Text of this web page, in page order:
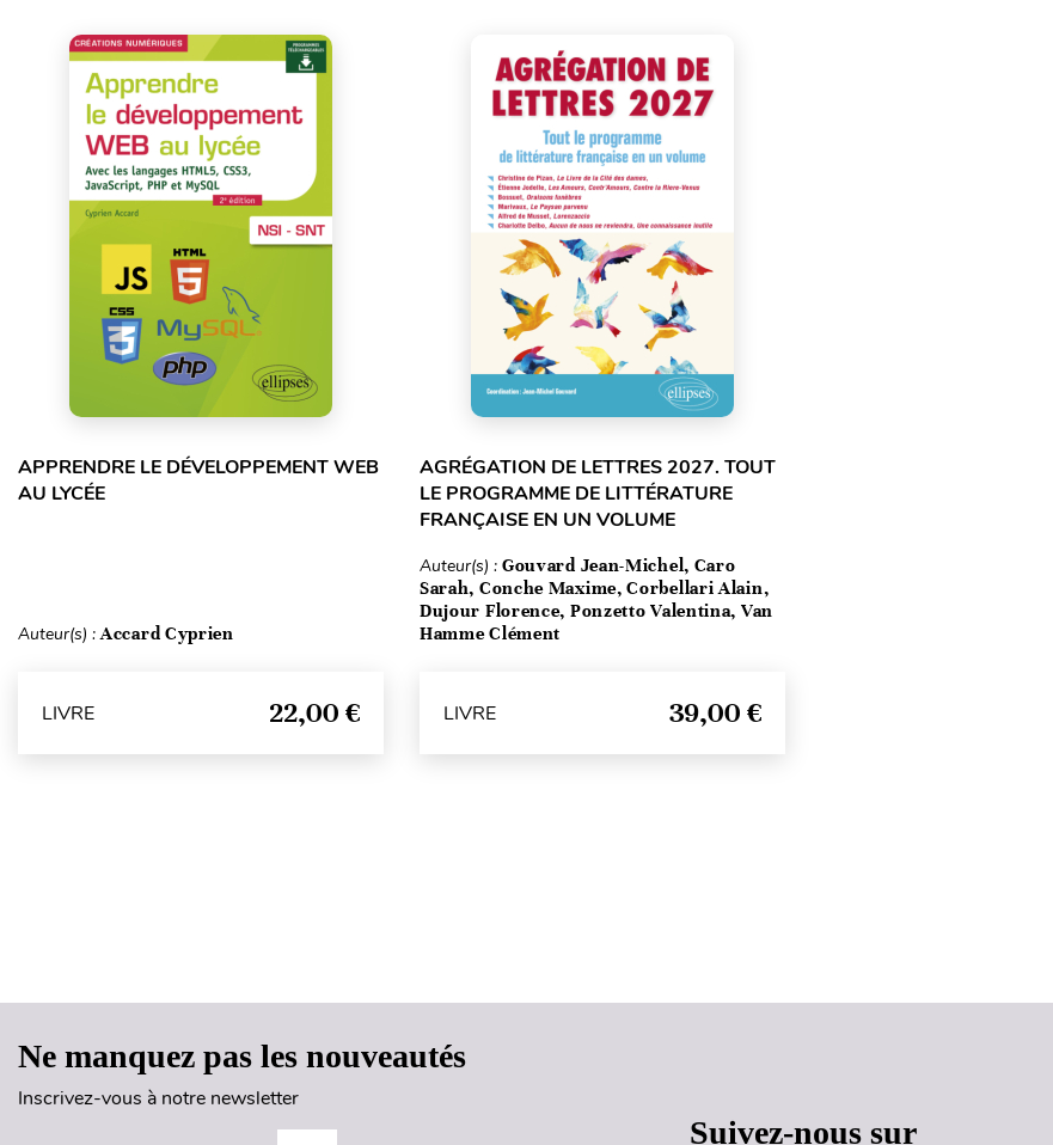
APPRENDRE LE DÉVELOPPEMENT WEB
AU LYCÉE
Auteur(s) :Accard Cyprien
LIVRE 22,00 €
AGRÉGATION DE LETTRES 2027. TOUT
LE PROGRAMME DE LITTÉRATURE
FRANÇAISE EN UN VOLUME
Auteur(s) : Gouvard Jean-Michel, Caro
Sarah, Conche Maxime, Corbellari Alain,
Dujour Florence, Ponzetto Valentina, Van
Hamme Clément
LIVRE 39,00 €
Ne manquez pas les nouveautés
Inscrivez-vous à notre newsletter
Suivez-nous sur